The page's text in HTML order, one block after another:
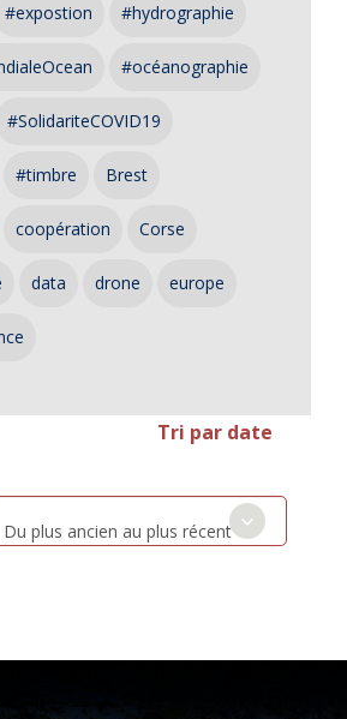
#expostion #hydrographie
#océanographie
#SolidariteCOVID19
#timbre Brest
coopération Corse
data drone europe
Tri par date
Du plus ancien au plus récent